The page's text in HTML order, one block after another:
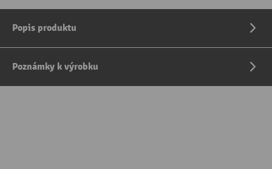
Popis produktu
Poznámky k výrobku